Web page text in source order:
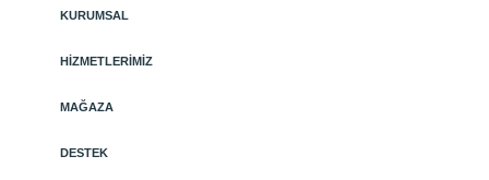
KURUMSAL
HIZMETLERIMIZ
MAĞAZA
DESTEK